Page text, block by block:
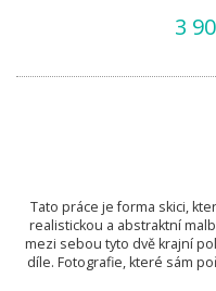
3
Tato práce je forma skici,
realistickou a abstraktní
mezi sebou tyto dvě krajní
díle. Fotografie, které sám